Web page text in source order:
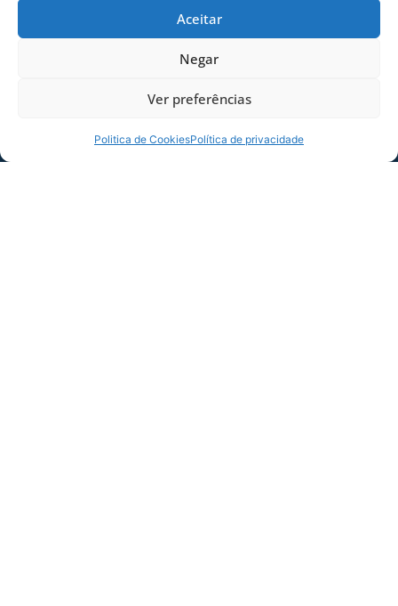
Aceitar
Negar
Ver preferências
Politica de CookiesPolítica de privacidade
convidados previamente cadastrados. Além
exceção da área VIP) custam R$ 20,00.
deste sábado (29), em disputa válida pela 20ª
rodada do Campeonato Brasileiro da Série B